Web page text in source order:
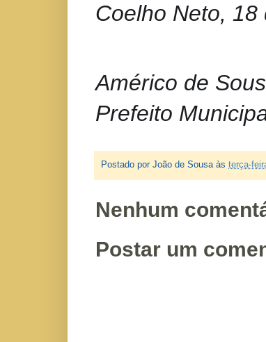
Coelho Neto,
Américo de
Prefeito
Postado por João de Sousa às terça-
Nenhum
Postar um